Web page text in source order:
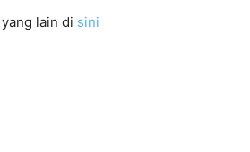
lain di sini